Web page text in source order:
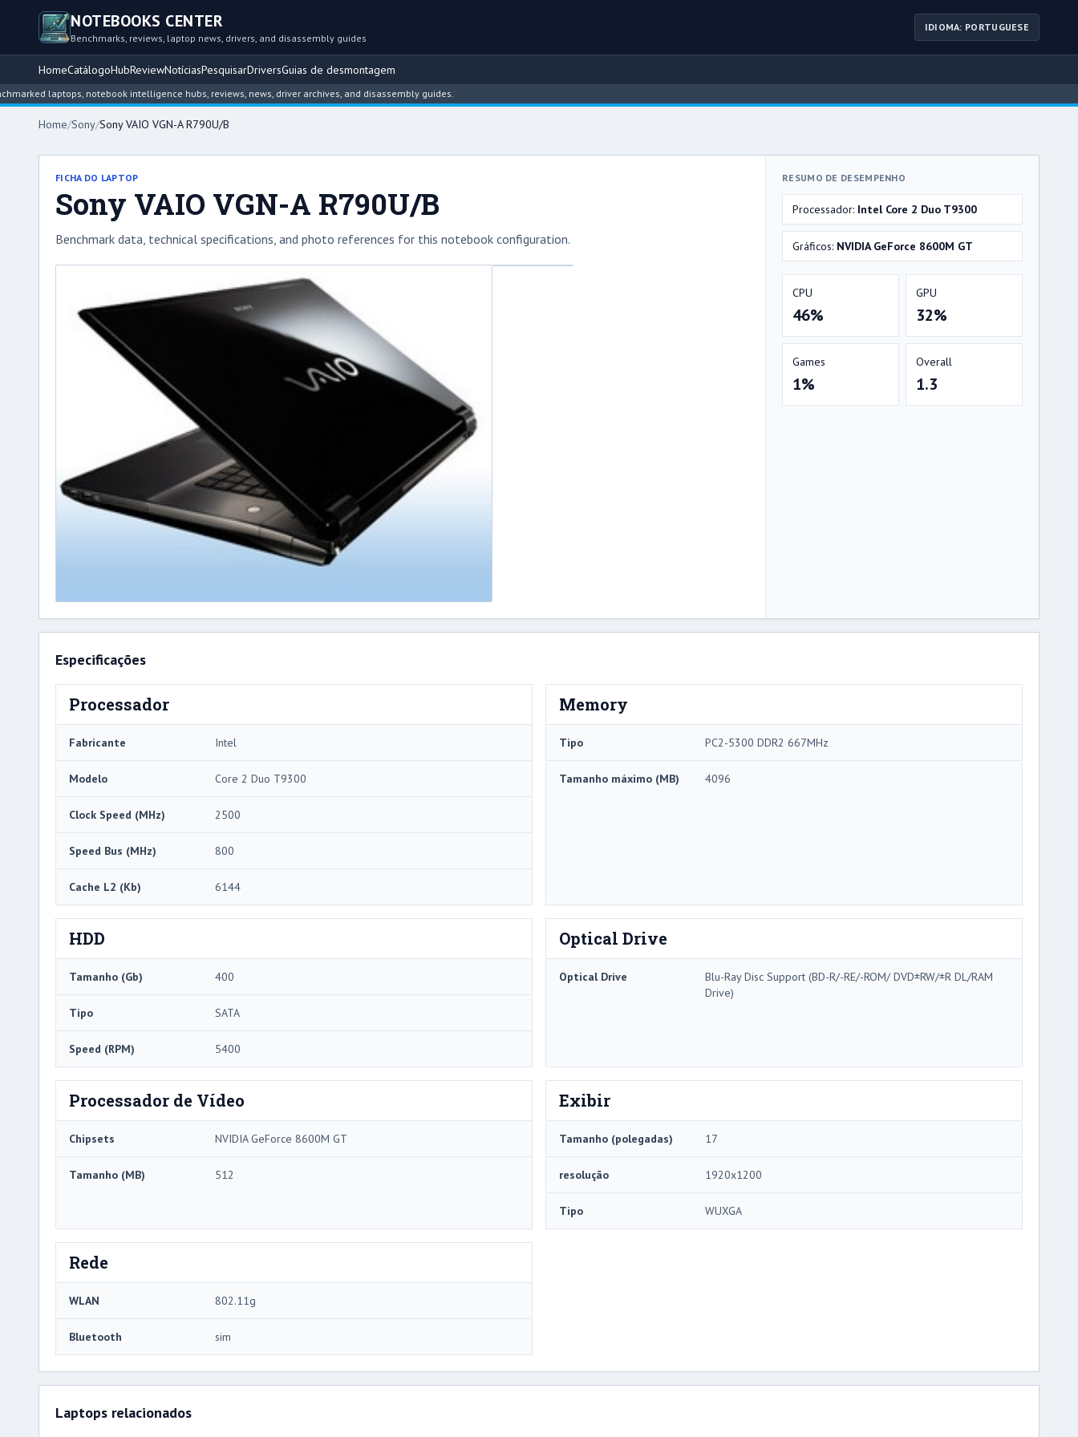
NOTEBOOKS CENTER
Benchmarks, reviews, laptop news, drivers, and disassembly guides
IDIOMA: PORTUGUESE
HomeCatálogoHubReviewNotíciasPesquisarDriversGuias de desmontagem
laptops, notebook intelligence hubs, reviews, news, driver archives, and disassembly guides.
Home/Sony/Sony VAIO VGN-A R790U/B
FICHA DO LAPTOP
Sony VAIO VGN-A R790U/B
Benchmark data, technical specifications, and photo references for this notebook configuration.
RESUMO DE DESEMPENHO
Processador: Intel Core 2 Duo T9300
Gráficos: NVIDIA GeForce 8600M GT
CPU
46%
GPU
32%
Games
1%
Overall
1.3
Especificações
Processador
Fabricante Intel
Modelo Core 2 Duo T9300
Clock Speed ​​(MHz) 2500
Speed ​​Bus (MHz) 800
Cache L2 (Kb) 6144
Memory
Tipo PC2-5300 DDR2 667MHz
Tamanho máximo (MB) 4096
HDD
Tamanho (Gb) 400
Tipo SATA
Speed ​​(RPM) 5400
Optical Drive
Optical Drive
Blu-Ray Disc Support (BD-R/-RE/-ROM/ DVD±RW/±R DL/RAM
Drive)
Processador de Vídeo
Chipsets NVIDIA GeForce 8600M GT
Tamanho (MB) 512
Exibir
Tamanho (polegadas) 17
resolução 1920x1200
Tipo WUXGA
Rede
WLAN 802.11g
Bluetooth sim
Laptops relacionados